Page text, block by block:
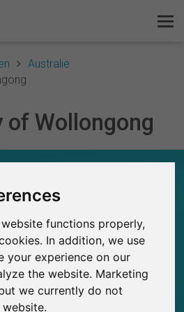
functions properly,
In addition, we use
your experience on our
the website. Marketing
we currently do not
Australië
of Wollongong
0 onderzoeken op
0gepubliceerd zijn op
Dit is SurveyCircle
Onderzoek verkennen
FAQ
Gratis registreren
Inloggen